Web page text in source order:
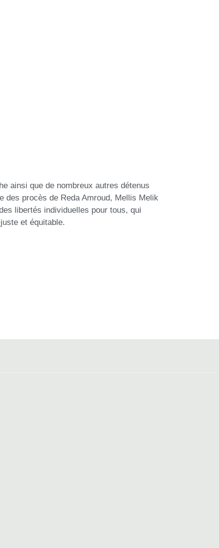
ainsi que de nombreux autres détenus
des procès de Reda Amroud, Mellis Melik
libertés individuelles pour tous, qui
et équitable.